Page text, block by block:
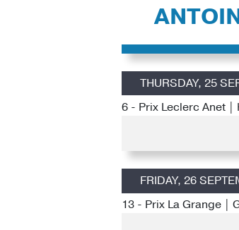
THURSDAY, 25
6 - Prix Leclerc Anet |
FRIDAY, 26
13 - Prix La Grange |